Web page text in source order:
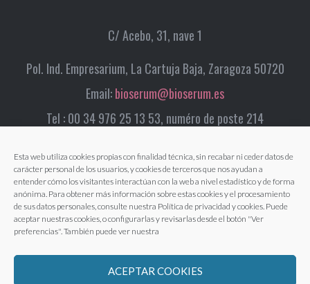
Esta web utiliza cookies propias con finalidad técnica, sin recabar ni ceder datos de
carácter personal de los usuarios, y cookies de terceros que nos ayudan a
entender cómo los visitantes interactúan con la web a nivel estadístico y de forma
anónima. Para obtener más información sobre estas cookies y el procesamiento
de sus datos personales, consulte nuestra Política de privacidad y cookies. Puede
aceptar nuestras cookies, o configurarlas y revisarlas desde el botón "Ver
preferencias". También puede ver nuestra
ACEPTAR COOKIES
C/ Acebo, 31, nave 1
Pol. Ind. Empresarium, La Cartuja Baja, Zaragoza 50720
Email:bioserum@bioserum.es
Tel : 00 34 976 25 13 53, numéro de poste 214